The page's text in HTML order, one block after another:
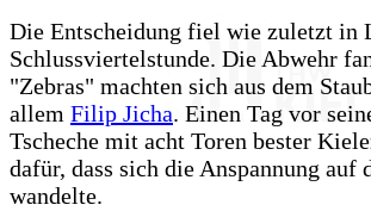
Die Entscheidung fiel wie zuletzt in
Schlussviertelstunde. Die Abwehr
"Zebras" machten sich aus dem
allem Filip Jicha. Einen Tag vor
Tscheche mit acht Toren bester
dafür, dass sich die Anspannung
wandelte.